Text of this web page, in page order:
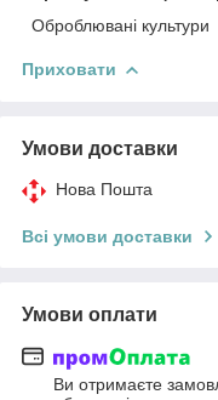
Оброблювані культури
Приховати
Умови доставки
Нова Пошта
Всі умови доставки
Умови оплати
Ви отримаєте